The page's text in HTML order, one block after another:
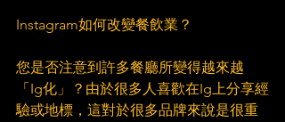
Instagram如何改變餐飲業？
您是否注意到許多餐廳所變得越來越
「Ig化」？由於很多人喜歡在Ig上分享經
驗或地標，這對於很多品牌來說是很重